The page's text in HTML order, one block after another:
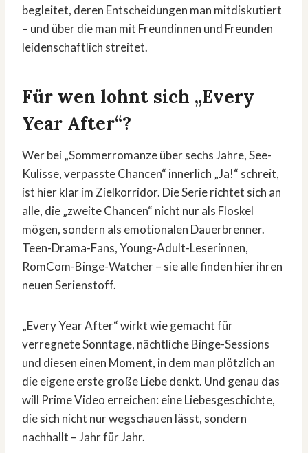
begleitet, deren Entscheidungen man mitdiskutiert
– und über die man mit Freundinnen und Freunden
leidenschaftlich streitet.
Für wen lohnt sich „Every
Year After“?
Wer bei „Sommerromanze über sechs Jahre, See-
Kulisse, verpasste Chancen“ innerlich „Ja!“ schreit,
ist hier klar im Zielkorridor. Die Serie richtet sich an
alle, die „zweite Chancen“ nicht nur als Floskel
mögen, sondern als emotionalen Dauerbrenner.
Teen-Drama-Fans, Young-Adult-Leserinnen,
RomCom-Binge-Watcher – sie alle finden hier ihren
neuen Serienstoff.
„Every Year After“ wirkt wie gemacht für
verregnete Sonntage, nächtliche Binge-Sessions
und diesen einen Moment, in dem man plötzlich an
die eigene erste große Liebe denkt. Und genau das
will Prime Video erreichen: eine Liebesgeschichte,
die sich nicht nur wegschauen lässt, sondern
nachhallt – Jahr für Jahr.